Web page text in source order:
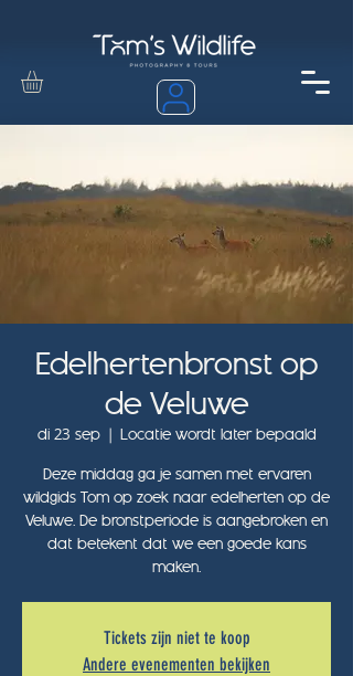
Edelhertenbronst op
de Veluwe
di 23 sep
  |
Locatie wordt later bepaald
Deze middag ga je samen met ervaren
wildgids Tom op zoek naar edelherten op de
Veluwe. De bronstperiode is aangebroken en
dat betekent dat we een goede kans
maken.
Tickets zijn niet te koop
Andere evenementen bekijken